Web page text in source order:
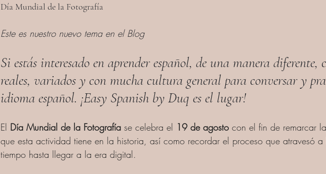
Día Mundial de la Fotografía
Este es nuestro nuevo tema en el Blog
Si estás interesado en aprender español, de una manera diferente,
reales, variados y con mucha cultura general para conversar y
idioma español. ¡Easy Spanish by Duq es el lugar!
El Día Mundial de la Fotografía se celebra el 19 de agosto con el fin de remarcar
que esta actividad tiene en la historia, así como recordar el proceso que atravesó
tiempo hasta llegar a la era digital.